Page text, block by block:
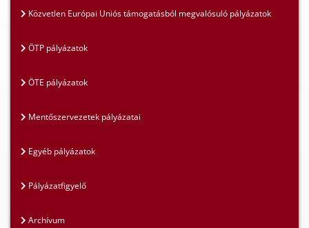
Közvetlen Európai Uniós támogatásból megvalósuló pályázatok
ÖTP pályázatok
ÖTE pályázatok
Mentőszervezetek pályázatai
Egyéb pályázatok
Pályázatfigyelő
Archívum